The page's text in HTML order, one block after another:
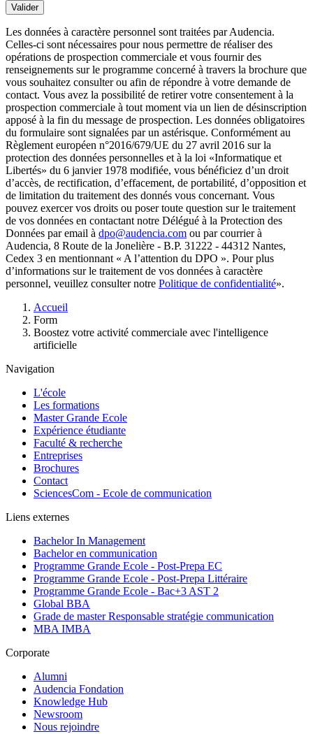
Valider
Les données à caractère personnel sont traitées par Audencia.
Celles-ci sont nécessaires pour nous permettre de réaliser des
opérations de prospection commerciale et vous fournir des
renseignements sur le programme concerné à travers la brochure que
vous souhaitez consulter ou afin de répondre à votre demande de
contact. Vous avez la possibilité de retirer votre consentement à la
prospection commerciale à tout moment via un lien de désinscription
apposé à la fin du message de prospection. Les données obligatoires
du formulaire sont signalées par un astérisque. Conformément au
Règlement européen n°2016/679/UE du 27 avril 2016 sur la
protection des données personnelles et à la loi «Informatique et
Libertés» du 6 janvier 1978 modifiée, vous bénéficiez d’un droit
d’accès, de rectification, d’effacement, de portabilité, d’opposition et
de limitation du traitement des donnés vous concernant. Vous
pouvez exercer vos droits ou poser toute question sur le traitement
de vos données en contactant notre Délégué à la Protection des
Données par email à dpo@audencia.com ou par courrier à
Audencia, 8 Route de la Jonelière - B.P. 31222 - 44312 Nantes,
Cedex 3 en mentionnant « A l’attention du DPO ». Pour plus
d’informations sur le traitement de vos données à caractère
personnel, veuillez consulter notre Politique de confidentialité».
d'Ariane
Accueil
Form
Boostez votre activité commerciale avec l'intelligence
artificielle
Navigation
L'école
Les formations
Master Grande Ecole
Expérience étudiante
Faculté & recherche
Entreprises
Brochures
Contact
SciencesCom - Ecole de communication
Liens externes
Bachelor In Management
Bachelor en communication
Programme Grande Ecole - Post-Prepa EC
Programme Grande Ecole - Post-Prepa Littéraire
Programme Grande Ecole - Bac+3 AST 2
Global BBA
Grade de master Responsable stratégie communication
MBA IMBA
Corporate
Alumni
Audencia Fondation
Knowledge Hub
Newsroom
Nous rejoindre